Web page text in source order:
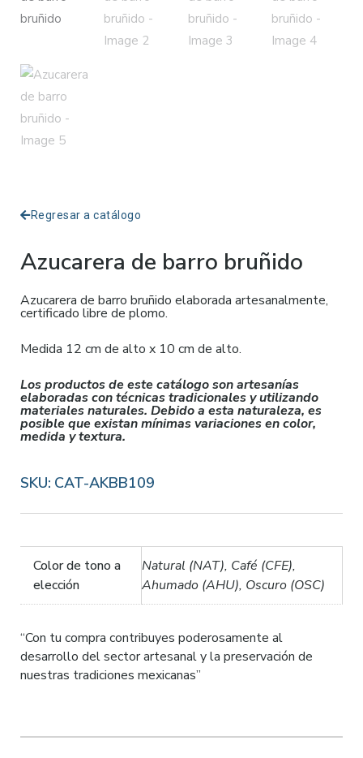
Regresar a catálogo
Azucarera de barro bruñido
Azucarera de barro bruñido elaborada artesanalmente,
certificado libre de plomo.
Medida 12 cm de alto x 10 cm de alto.
Los productos de este catálogo son artesanías
elaboradas con técnicas tradicionales y utilizando
materiales naturales. Debido a esta naturaleza, es
posible que existan mínimas variaciones en color,
medida y textura.
SKU: CAT-AKBB109
Color de tono a
elección
Natural (NAT), Café (CFE),
Ahumado (AHU), Oscuro (OSC)
“Con tu compra contribuyes poderosamente al
desarrollo del sector artesanal y la preservación de
nuestras tradiciones mexicanas”